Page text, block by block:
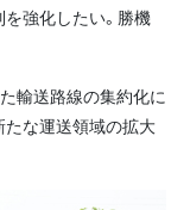
強化したい。勝機
輸送路線の集約化に
たな運送領域の拡大